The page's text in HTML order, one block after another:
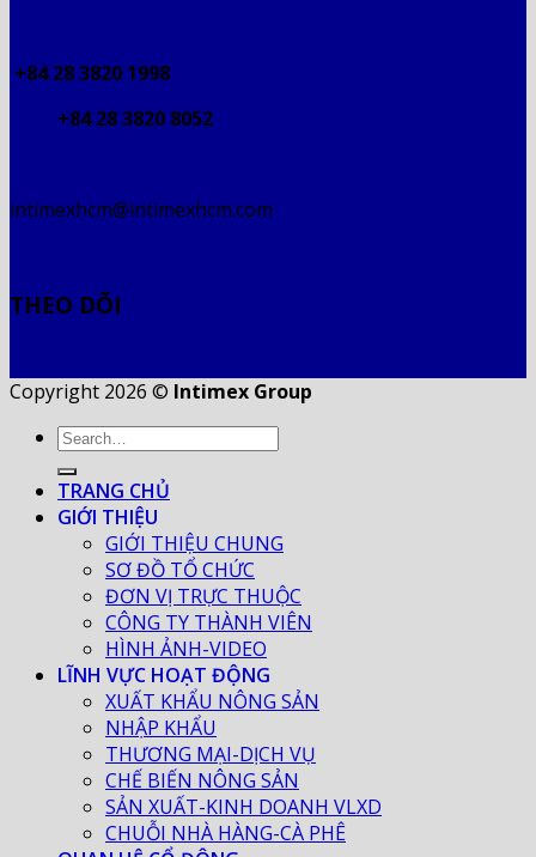
+84 28 3820 1998
+84 28 3820 8052
intimexhcm@intimexhcm.com
THEO DÕI
Copyright 2026 © Intimex Group
TRANG CHỦ
GIỚI THIỆU
GIỚI THIỆU CHUNG
SƠ ĐỒ TỔ CHỨC
ĐƠN VỊ TRỰC THUỘC
CÔNG TY THÀNH VIÊN
HÌNH ẢNH-VIDEO
LĨNH VỰC HOẠT ĐỘNG
XUẤT KHẨU NÔNG SẢN
NHẬP KHẨU
THƯƠNG MẠI-DỊCH VỤ
CHẾ BIẾN NÔNG SẢN
SẢN XUẤT-KINH DOANH VLXD
CHUỖI NHÀ HÀNG-CÀ PHÊ